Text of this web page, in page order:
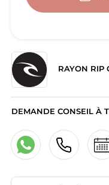
RAYON RIP
DEMANDE CONSEIL À